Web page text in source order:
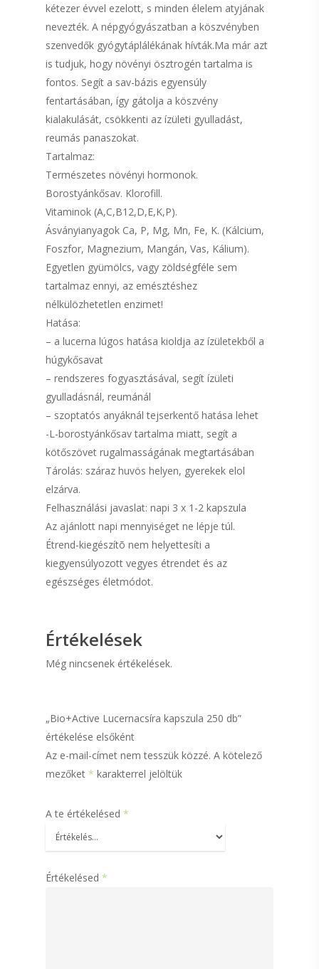
kétezer évvel ezelott, s minden élelem atyjának
nevezték. A népgyógyászatban a köszvényben
szenvedők gyógytáplálékának hívták.Ma már azt
is tudjuk, hogy növényi ösztrogén tartalma is
fontos. Segít a sav-bázis egyensúly
fentartásában, így gátolja a köszvény
kialakulását, csökkenti az ízületi gyulladást,
reumás panaszokat.
Tartalmaz:
Természetes növényi hormonok.
Borostyánkősav. Klorofill.
Vitaminok (A,C,B12,D,E,K,P).
Ásványianyagok Ca, P, Mg, Mn, Fe, K. (Kálcium,
Foszfor, Magnezium, Mangán, Vas, Kálium).
Egyetlen gyümölcs, vagy zöldségféle sem
tartalmaz ennyi, az emésztéshez
nélkülözhetetlen enzimet!
Hatása:
– a lucerna lúgos hatása kioldja az ízületekből a
húgykősavat
– rendszeres fogyasztásával, segít ízületi
gyulladásnál, reumánál
– szoptatós anyáknál tejserkentő hatása lehet
-L-borostyánkősav tartalma miatt, segít a
kötőszövet rugalmasságának megtartásában
Tárolás: száraz huvös helyen, gyerekek elol
elzárva.
Felhasználási javaslat: napi 3 x 1-2 kapszula
Az ajánlott napi mennyiséget ne lépje túl.
Étrend-kiegészítõ nem helyettesíti a
kiegyensúlyozott vegyes étrendet és az
egészséges életmódot.
Értékelések
Még nincsenek értékelések.
„Bio+Active Lucernacsíra kapszula 250 db”
értékelése elsőként
Az e-mail-címet nem tesszük közzé. A kötelező
mezőket * karakterrel jelöltük
A te értékelésed *
Értékelésed *